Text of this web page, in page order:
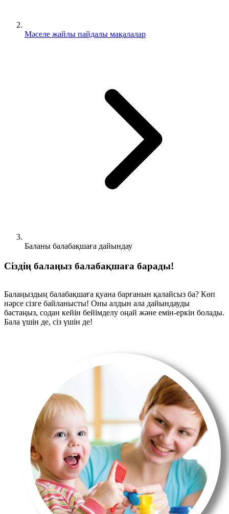
Мәселе жайлы пайдалы мақалалар
Баланы балабақшаға дайындау
Сіздің балаңыз балабақшаға барады!
Балаңыздың балабақшаға қуана барғанын қалайсыз ба? Көп
нәрсе сізге байланысты! Оны алдын ала дайындауды
бастаңыз, содан кейін бейімделу оңай және емін-еркін болады.
Бала үшін де, сіз үшін де!